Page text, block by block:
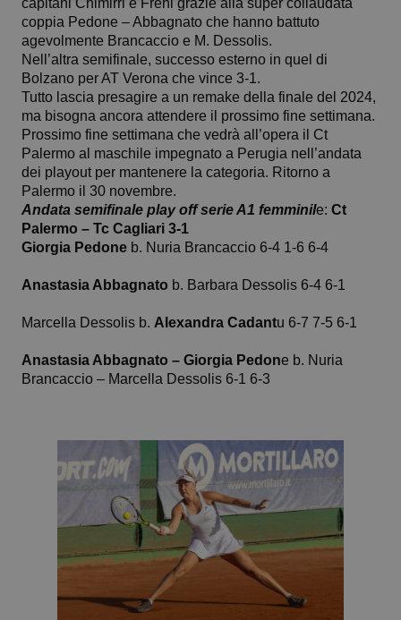
capitani Chimirri e Freni grazie alla super collaudata
coppia Pedone – Abbagnato che hanno battuto
agevolmente Brancaccio e M. Dessolis.
Nell’altra semifinale, successo esterno in quel di
Bolzano per AT Verona che vince 3-1.
Tutto lascia presagire a un remake della finale del 2024,
ma bisogna ancora attendere il prossimo fine settimana.
Prossimo fine settimana che vedrà all’opera il Ct
Palermo al maschile impegnato a Perugia nell’andata
dei playout per mantenere la categoria. Ritorno a
Palermo il 30 novembre.
Andata semifinale play off serie A1 femminile: Ct
Palermo – Tc Cagliari 3-1
Giorgia Pedone b. Nuria Brancaccio 6-4 1-6 6-4
Anastasia Abbagnato b. Barbara Dessolis 6-4 6-1
Marcella Dessolis b. Alexandra Cadantu 6-7 7-5 6-1
Anastasia Abbagnato – Giorgia Pedone b. Nuria
Brancaccio – Marcella Dessolis 6-1 6-3